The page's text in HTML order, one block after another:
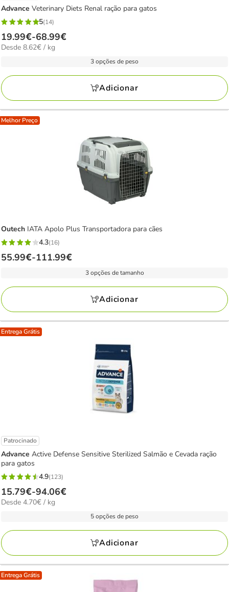
Advance Veterinary Diets Renal ração para gatos
5
estrelas
com
avaliações
5(14)
Preço
de
68.99€
19.99€-68.99€
8.62€
Desde 8.62€ / kg
3 opções de peso
Adicionar
Melhor Preço
Outech IATA Apolo Plus Transportadora para cães
4.3
estrelas
16
avaliações
4.3(16)
Preço
a
111.99€
55.99€-111.99€
3 opções de tamanho
Adicionar
Entrega Grátis
Patrocinado
Advance Active Defense Sensitive Sterilized Salmão e Cevada ração
para gatos
4.9
estrelas
com
avaliações
4.9(123)
Preço
de
94.06€
15.79€-94.06€
4.70€
Desde 4.70€ / kg
5 opções de peso
Adicionar
Entrega Grátis